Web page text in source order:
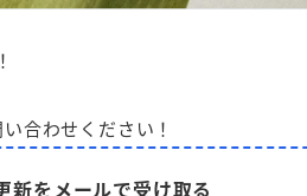
合わせください！
をメールで受け取る